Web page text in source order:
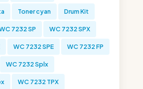
Toner cyan Drum Kit
7232 SP WC 7232 SPX
WC 7232 SPE WC 7232 FP
WC 7232 Splx
WC 7232 TPX